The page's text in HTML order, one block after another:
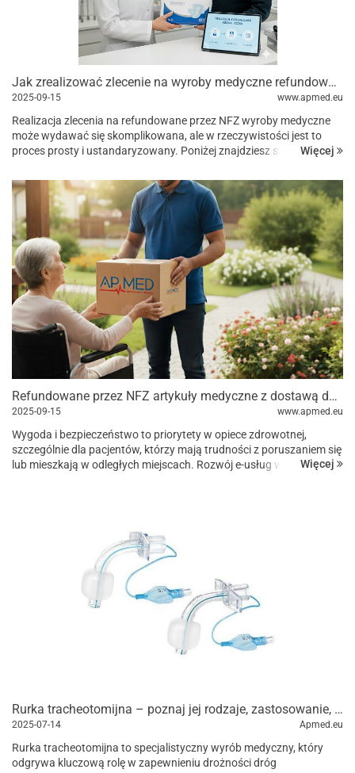
Jak zrealizować zlecenie na wyroby medyczne refundowane przez NFZ?
2025-09-15 www.apmed.eu
Realizacja zlecenia na refundowane przez NFZ wyroby medyczne
może wydawać się skomplikowana, ale w rzeczywistości jest to
proces prosty i ustandaryzowany. Poniżej znajdziesz szczegółowy
Więcej
Refundowane przez NFZ artykuły medyczne z dostawą do domu
2025-09-15 www.apmed.eu
Wygoda i bezpieczeństwo to priorytety w opiece zdrowotnej,
szczególnie dla pacjentów, którzy mają trudności z poruszaniem się
lub mieszkają w odległych miejscach. Rozwój e-usług w medycynie,
Więcej
Rurka tracheotomijna – poznaj jej rodzaje, zastosowanie, zasady pielęgnacji oraz kluczowe informacje dla pacjentów i opiekunów.
2025-07-14 Apmed.eu
Rurka tracheotomijna to specjalistyczny wyrób medyczny, który
odgrywa kluczową rolę w zapewnieniu drożności dróg